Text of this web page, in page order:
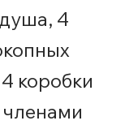
4
коробки